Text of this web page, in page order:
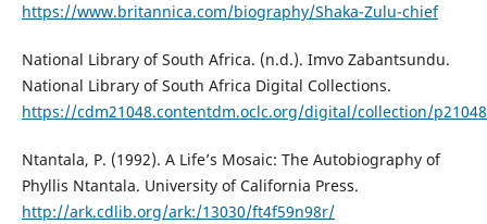
https://www.britannica.com/biography/Shaka-Zulu-chief
National Library of South Africa. (n.d.). Imvo Zabantsundu.
National Library of South Africa Digital Collections.
https://cdm21048.contentdm.oclc.org/digital/collection/
Ntantala, P. (1992). A Life’s Mosaic: The Autobiography of
Phyllis Ntantala. University of California Press.
http://ark.cdlib.org/ark:/13030/ft4f59n98r/